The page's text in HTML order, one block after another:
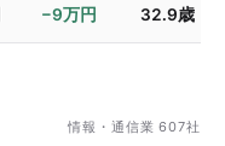
−9万円 32.9歳
情報・通信業 607社